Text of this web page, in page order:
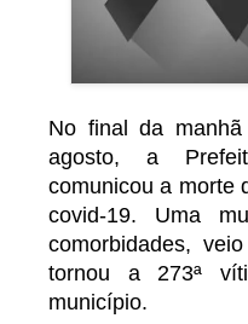
No final da
agosto, a
comunicou a morte
covid-19. Uma
comorbidades,
tornou a 273ª
município.